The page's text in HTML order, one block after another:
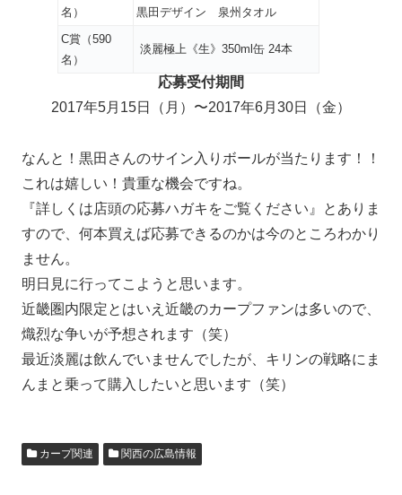
名）
黒田デザイン 泉州タオル
C賞（590
名）
淡麗極上《生》350ml缶 24本
応募受付期間
2017年5月15日（月）〜2017年6月30日（金）
なんと！黒田さんのサイン入りボールが当たります！！
これは嬉しい！貴重な機会ですね。
『詳しくは店頭の応募ハガキをご覧ください』とありま
すので、何本買えば応募できるのかは今のところわかり
ません。
明日見に行ってこようと思います。
近畿圏内限定とはいえ近畿のカープファンは多いので、
熾烈な争いが予想されます（笑）
最近淡麗は飲んでいませんでしたが、キリンの戦略にま
んまと乗って購入したいと思います（笑）
カープ関連 関西の広島情報